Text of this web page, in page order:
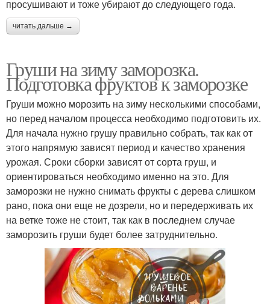
просушивают и тоже убирают до следующего года.
читать дальше →
Груши на зиму заморозка.
Подготовка фруктов к заморозке
Груши можно морозить на зиму несколькими способами,
но перед началом процесса необходимо подготовить их.
Для начала нужно грушу правильно собрать, так как от
этого напрямую зависят период и качество хранения
урожая. Сроки сборки зависят от сорта груш, и
ориентироваться необходимо именно на это. Для
заморозки не нужно снимать фрукты с дерева слишком
рано, пока они еще не дозрели, но и передерживать их
на ветке тоже не стоит, так как в последнем случае
заморозить груши будет более затруднительно.